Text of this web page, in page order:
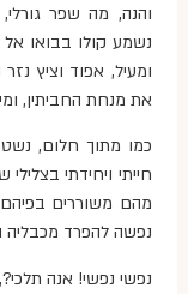
והנה, מה שפר
נשמע קולו בבואו אל
ומעיל, אפוד וציץ
את מנחת החביתין,
כמו מתוך חלום,
חייתי ויחידתי
מהם משוררים
נפשה להפרד מכבליה
נפשי נפשי! אנה